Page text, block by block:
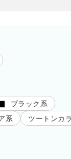
ブラック系
系
ツートンカ